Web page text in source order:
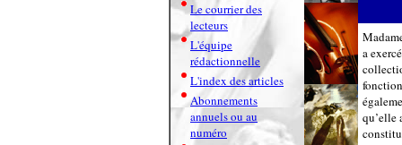
Le courrier des
lecteurs
L'équipe
rédactionnelle
L'index des articles
Abonnements
annuels ou au
numéro
a
qu’elle